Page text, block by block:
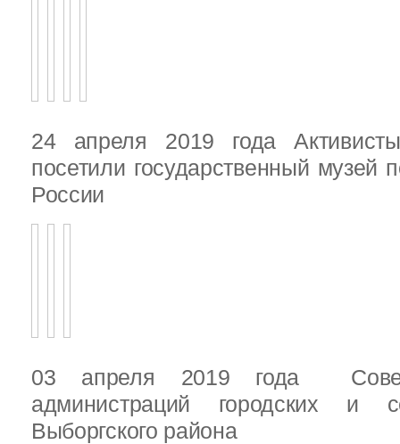
24 апреля 2019 года
посетили государственный музей
России
03 апреля 2019 года
администраций городских и
Выборгского района